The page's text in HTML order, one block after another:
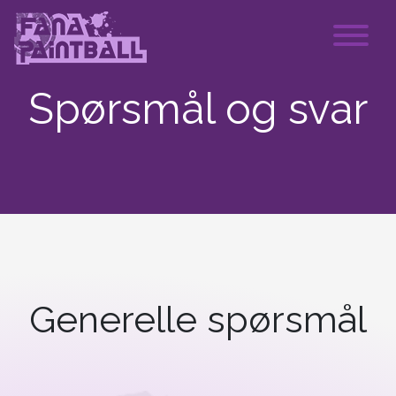
Main Navigation
Spørsmål og svar
Generelle spørsmål